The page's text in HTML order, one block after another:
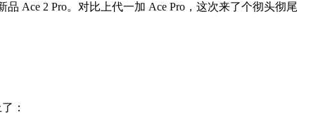
Ace 2 Pro。对比上代一加 Ace Pro，这次来了个彻头彻尾
：